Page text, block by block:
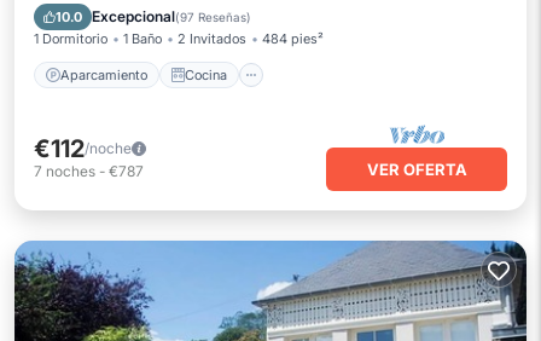
10.0 Excepcional(97 Reseñas)
1 Dormitorio 1 Baño 2 Invitados 484 pies²
Aparcamiento Cocina
Apto para niños
€112/noche
7 noches - €787 VER OFERTA